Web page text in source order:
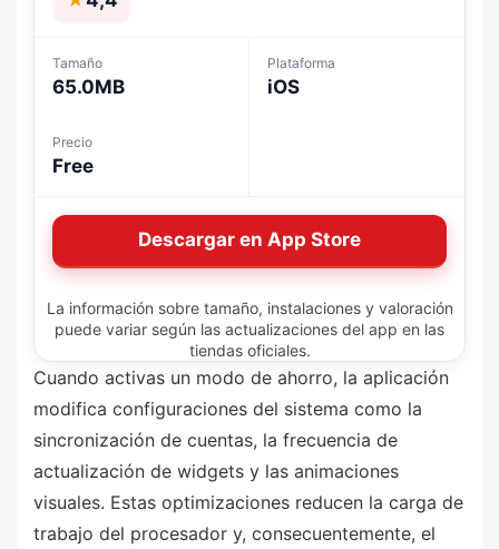
Tamaño
65.0MB
Plataforma
iOS
Precio
Free
Descargar en App Store
La información sobre tamaño, instalaciones y valoración
puede variar según las actualizaciones del app en las
tiendas oficiales.
Cuando activas un modo de ahorro, la aplicación
modifica configuraciones del sistema como la
sincronización de cuentas, la frecuencia de
actualización de widgets y las animaciones
visuales. Estas optimizaciones reducen la carga de
trabajo del procesador y, consecuentemente, el